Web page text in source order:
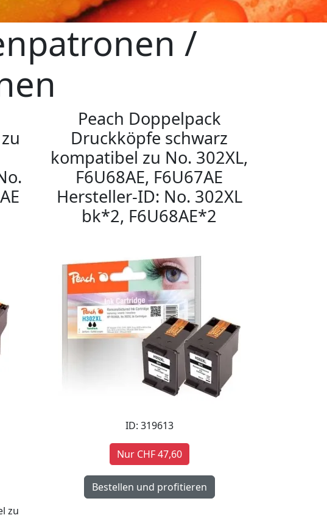
/
zu
Peach Doppelpack
Druckköpfe schwarz
kompatibel zu No. 302XL,
F6U68AE, F6U67AE
Hersteller-ID: No. 302XL
bk*2, F6U68AE*2
ID: 319613
Nur CHF 47,60